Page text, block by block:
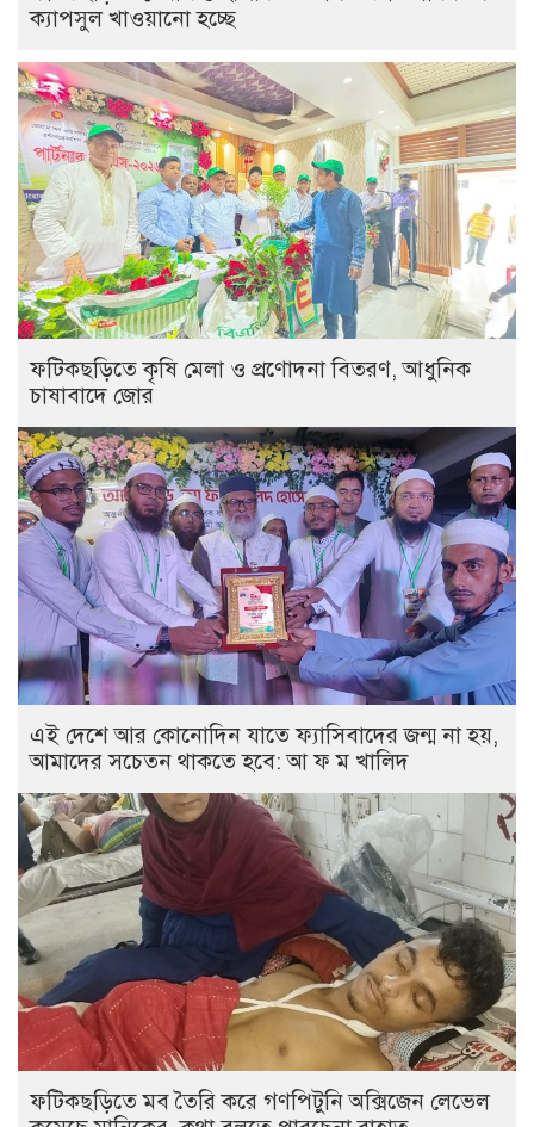
ক্যাপসুল খাওয়ানো হচ্ছে
ফটিকছড়িতে কৃষি মেলা ও প্রণোদনা বিতরণ, আধুনিক
চাষাবাদে জোর
এই দেশে আর কোনোদিন যাতে ফ্যাসিবাদের জন্ম না হয়,
আমাদের সচেতন থাকতে হবে: আ ফ ম খালিদ
ফটিকছড়িতে মব তৈরি করে গণপিটুনি অক্সিজেন লেভেল